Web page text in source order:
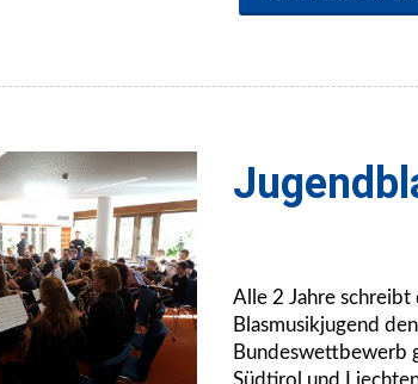
Alle 2 Jahre
Blasmusikjugend
Bundeswettbewerb
Südtirol und